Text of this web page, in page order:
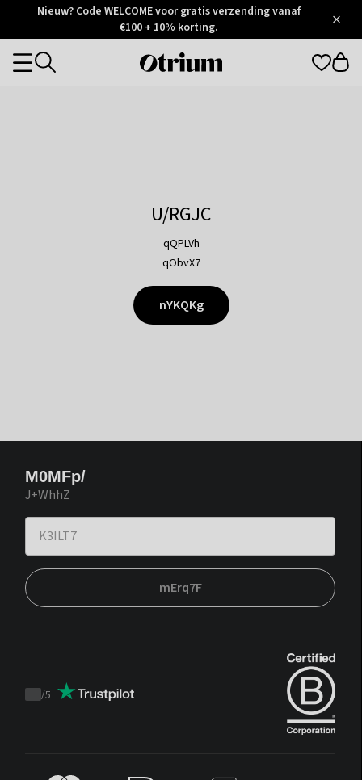
Otrium
Trustpilot
Nieuw? Code WELCOME voor gratis verzending vanaf
€100 + 10% korting.
Otrium
Categories
U/RGJC
qQPLVh
qObvX7
nYKQKg
M0MFp/
J+WhhZ
mErq7F
Trustpilot
/5